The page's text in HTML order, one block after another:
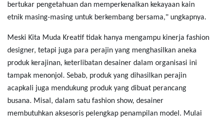
bertukar pengetahuan dan memperkenalkan kekayaan kain
etnik masing-masing untuk berkembang bersama," ungkapnya.
Meski Kita Muda Kreatif tidak hanya mengampu kinerja fashion
designer, tetapi juga para perajin yang menghasilkan aneka
produk kerajinan, keterlibatan desainer dalam organisasi ini
tampak menonjol. Sebab, produk yang dihasilkan perajin
acapkali juga mendukung produk yang dibuat perancang
busana. Misal, dalam satu fashion show, desainer
membutuhkan aksesoris pelengkap penampilan model. Mulai